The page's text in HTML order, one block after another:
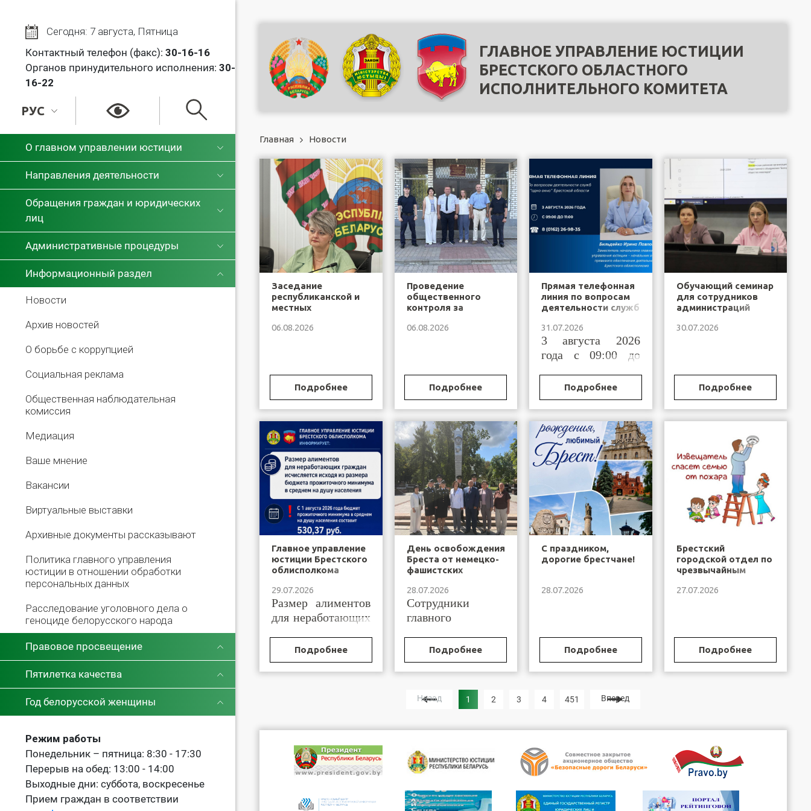
Сегодня: 7 августа, Пятница
Контактный телефон (факс): 30-16-16
Органов принудительного исполнения: 30-
16-22
РУС
О главном управлении юстиции
Направления деятельности
Обращения граждан и юридических
лиц
Административные процедуры
Информационный раздел
Новости
Архив новостей
О борьбе с коррупцией
Социальная реклама
Общественная наблюдательная
комиссия
Медиация
Ваше мнение
Вакансии
Виртуальные выставки
Архивные документы рассказывают
Политика главного управления
юстиции в отношении обработки
персональных данных
Расследование уголовного дела о
геноциде белорусского народа
Правовое просвещение
Пятилетка качества
Год белорусской женщины
Режим работы
Понедельник – пятница: 8:30 - 17:30
Перерыв на обед: 13:00 - 14:00
Выходные дни: суббота, воскресенье
Прием граждан в соответствии
ГЛАВНОЕ УПРАВЛЕНИЕ ЮСТИЦИИ
БРЕСТСКОГО ОБЛАСТНОГО
ИСПОЛНИТЕЛЬНОГО КОМИТЕТА
Главная Новости
Заседание
республиканской и
местных
наблюдательных
деятельностью
органов и
учреждений,
меры уголовной
ответственности
06.08.2026
6 августа 2026
посредствам...
Подробнее
Проведение
общественного
контроля за
органов и
меры уголовной
ответственности
06.08.2026
Подробнее
Прямая телефонная
линия по вопросам
деятельности служб
Брестской области
31.07.2026
3 августа 2026
года с 09:00 до
Подробнее
Обучающий семинар
для сотрудников
администраций
Бреста и
функции по
государственной
регистрации
общественных
объединений и
профессиональных
сою
30.07.2026
Подробнее
Главное управление
юстиции Брестского
облисполкома
29.07.2026
Размер алиментов
для неработающих
исчисляется
исходя из размера
бюджета
Подробнее
День освобождения
Бреста от немецко-
фашистских
28.07.2026
Сотрудники
главного
юстиции
Брестского
облисполкома и
Брестского
филиала РУП
Подробнее
С праздником,
дорогие брестчане!
28.07.2026
Подробнее
Брестский
городской отдел по
чрезвычайным
информирует
27.07.2026
Подробнее
Назад 1 2 3 4 451 Вперед